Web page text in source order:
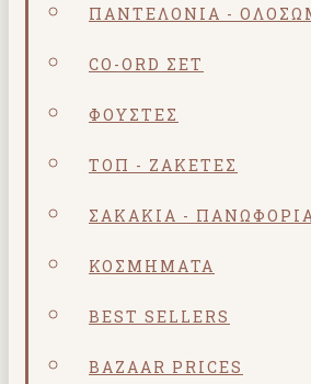
ΠΑΝΤΕΛΌΝΙΑ -
CO-ORD ΣΕΤ
ΦΟΎΣΤΕΣ
ΤΟΠ - ΖΑΚΈΤΕΣ
ΣΑΚΆΚΙΑ -
ΚΟΣΜΗΜΑΤΑ
BEST SELLERS
BAZAAR PRICES